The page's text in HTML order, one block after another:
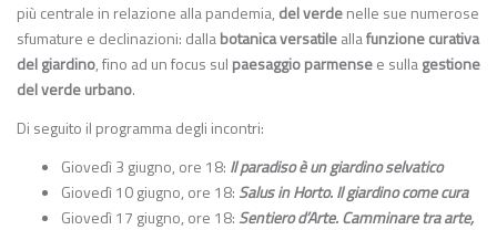
più centrale in relazione alla pandemia, del verdenelle sue numerose
sfumature e declinazioni: dallabotanica versatileallafunzione curativa
del giardino, fino ad un focus sul paesaggio parmensee sullagestione
del verde urbano.
Di seguito il programma degli incontri:
Giovedì 3 giugno, ore 18: Il paradiso è un giardino selvatico
Giovedì 10 giugno, ore 18: Salus in Horto. Il giardino come cura
Giovedì 17 giugno, ore 18: Sentiero d’Arte. Camminare tra arte,